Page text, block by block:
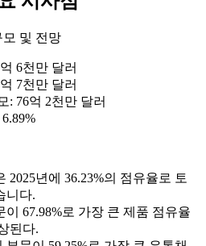
및 전망
6천만 달러
7천만 달러
: 76억 2천만 달러
2025년에 36.23%의 점유율로 토
니다.
이 67.98%로 가장 큰 제품 점유율
된다.